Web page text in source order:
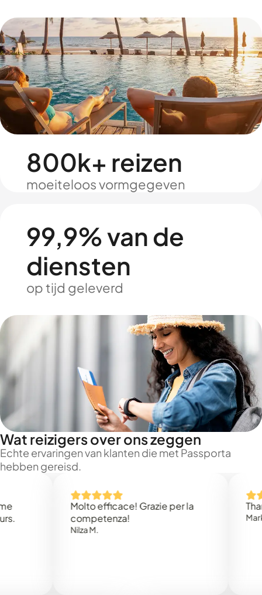
800k+ reizen
moeiteloos vormgegeven
99,9% van de
diensten
op tijd geleverd
Wat reizigers over ons zeggen
Echte ervaringen van klanten die met Passporta
hebben gereisd.
Molto efficace! Grazie per la
competenza!
Thank